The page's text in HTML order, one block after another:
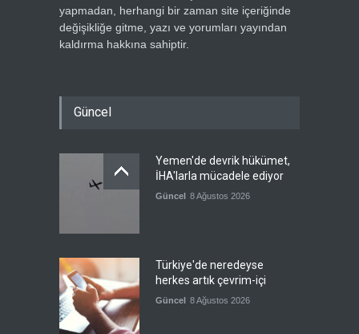
yapmadan, herhangi bir zaman site içeriğinde
değişikliğe gitme, yazı ve yorumları yayından
kaldırma hakkına sahiptir.
Güncel
Yemen'de devrik hükümet,
İHA'larla mücadele ediyor
Güncel 8 Ağustos 2026
Türkiye'de neredeyse
herkes artık çevrim-içi
Güncel 8 Ağustos 2026